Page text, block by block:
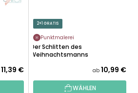
11,39 €
2+1 GRATIS
Punktmalerei
Der Schlitten des
Weihnachtsmanns
ab 10,99 €
WÄHLEN